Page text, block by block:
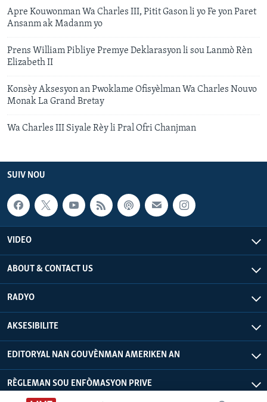
Apre Kouwonman Wa Charles III, Pitit Gason li yo Fe yon Paret
Ansanm ak Madanm yo
Prens William Pibliye Premye Deklarasyon li sou Lanmò Rèn
Elizabeth II
Konsèy Aksesyon an Pwoklame Ofisyèlman Wa Charles Nouvo
Monak La Grand Bretay
Wa Charles III Siyale Rèy li Pral Ofri Chanjman
SUIV NOU
VIDEO
ABOUT & CONTACT US
RADYO
AKSESIBILITE
EDITORYAL NAN GOUVÈNMAN AMERIKEN AN
RÈGLEMAN SOU ENFÒMASYON PRIVE